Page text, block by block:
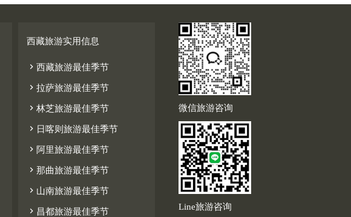
西藏旅游实用信息
 西藏旅游最佳季节
 拉萨旅游最佳季节
 林芝旅游最佳季节
 日喀则旅游最佳季节
 阿里旅游最佳季节
 那曲旅游最佳季节
 山南旅游最佳季节
 昌都旅游最佳季节
微信旅游咨询
Line旅游咨询